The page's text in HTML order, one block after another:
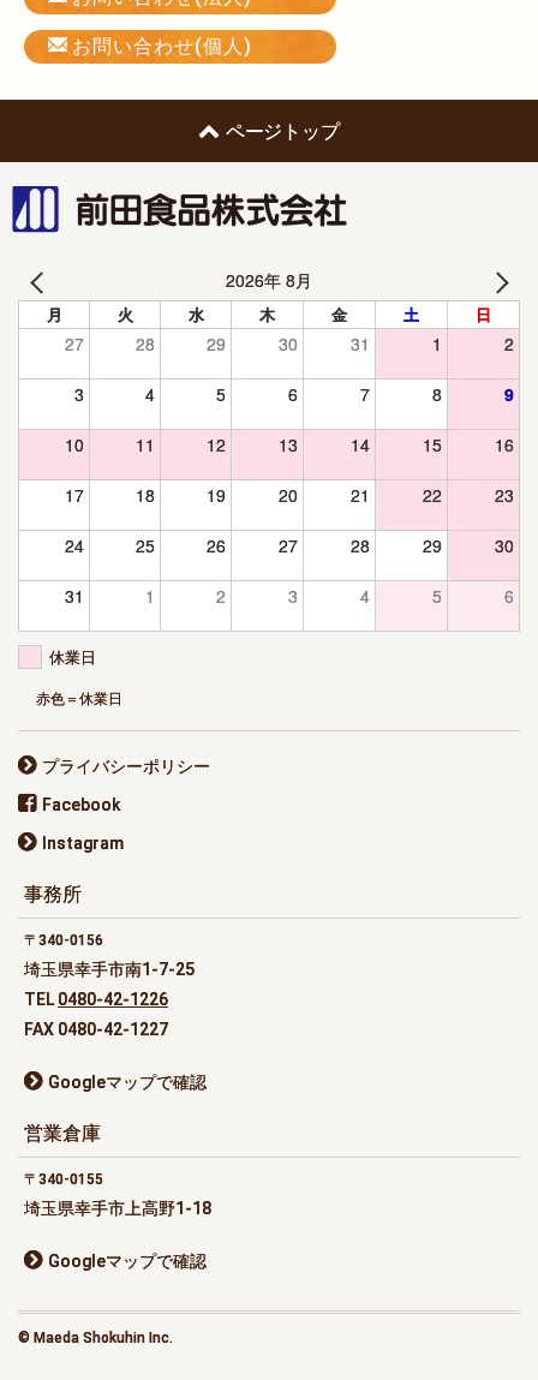
お問い合わせ(個人)
ページトップ
2026年 8月
月 火 水 木 金 土 日
27 28 29 30 31 1 2
3 4 5 6 7 8 9
10 11 12 13 14 15 16
17 18 19 20 21 22 23
24 25 26 27 28 29 30
31 1 2 3 4 5 6
休業日
赤色＝休業日
プライバシーポリシー
Facebook
Instagram
事務所
340-0156
埼玉県幸手市南1-7-25
TEL0480-42-1226
FAX 0480-42-1227
Googleマップで確認
営業倉庫
340-0155
埼玉県幸手市上高野1-18
Googleマップで確認
© Maeda Shokuhin Inc.